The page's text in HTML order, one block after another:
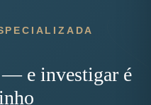
— e investigar é